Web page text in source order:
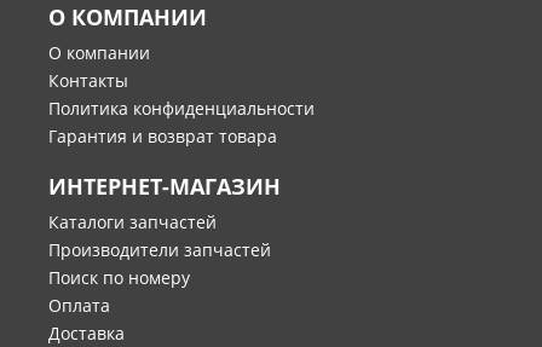
О КОМПАНИИ
О компании
Контакты
Политика конфиденциальности
Гарантия и возврат товара
ИНТЕРНЕТ-МАГАЗИН
Каталоги запчастей
Производители запчастей
Поиск по номеру
Оплата
Доставка